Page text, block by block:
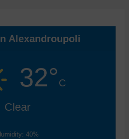
Alexandroupoli
32°C
Clear
40%